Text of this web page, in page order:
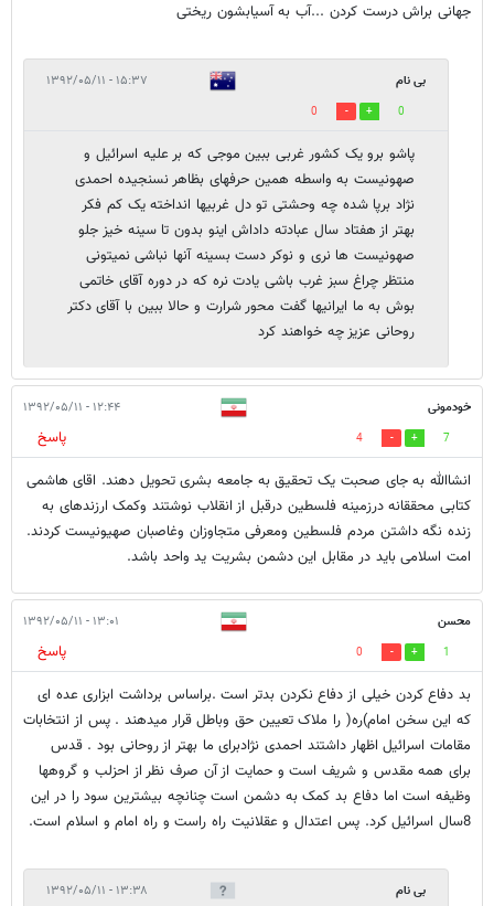
جهانی براش درست کردن ...آب به آسیابشون ریختی
بی نام ۱۵:۳۷ - ۱۳۹۲/۰۵/۱۱
0
0
پاشو برو یک کشور غربی ببین موجی که بر علیه اسرائیل و
صهونیست به واسطه همین حرفهای بظاهر نسنجیده احمدی
نژاد برپا شده چه وحشتی تو دل غربیها انداخته یک کم فکر
بهتر از هفتاد سال عبادته داداش اینو بدون تا سینه خیز جلو
صهونیست ها نری و نوکر دست بسینه آنها نباشی نمیتونی
منتظر چراغ سبز غرب باشی یادت نره که در دوره آقای خاتمی
بوش به ما ایرانیها گفت محور شرارت و حالا ببین با آقای دکتر
روحانی عزیز چه خواهند کرد
خودمونی ۱۲:۴۴ - ۱۳۹۲/۰۵/۱۱
7
4
پاسخ
انشاالله به جای صحبت یک تحقیق به جامعه بشری تحویل دهند. اقای هاشمی
کتابی محققانه درزمینه فلسطین درقبل از انقلاب نوشتند وکمک ارزندهای به
زنده نگه داشتن مردم فلسطین ومعرفی متجاوزان وغاصبان صهیونیست کردند.
امت اسلامی باید در مقابل این دشمن بشریت ید واحد باشد.
محسن ۱۳:۰۱ - ۱۳۹۲/۰۵/۱۱
1
0
پاسخ
بد دفاع کردن خیلی از دفاع نکردن بدتر است .براساس برداشت ابزاری عده ای
که این سخن امام)ره( را ملاک تعیین حق وباطل قرار میدهند . پس از انتخابات
مقامات اسرائیل اظهار داشتند احمدی نژادبرای ما بهتر از روحانی بود . قدس
برای همه مقدس و شریف است و حمایت از آن صرف نظر از احزلب و گروهها
وظیفه است اما دفاع بد کمک به دشمن است چنانچه بیشترین سود را در این
8سال اسرائیل کرد. پس اعتدال و عقلانیت راه راست و راه امام و اسلام است.
بی نام ۱۳:۳۸ - ۱۳۹۲/۰۵/۱۱